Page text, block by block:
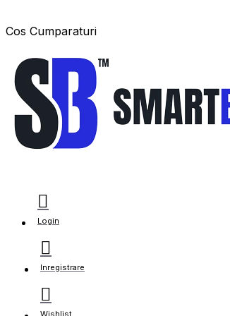
Cos Cumparaturi
Login
Inregistrare
Wishlist